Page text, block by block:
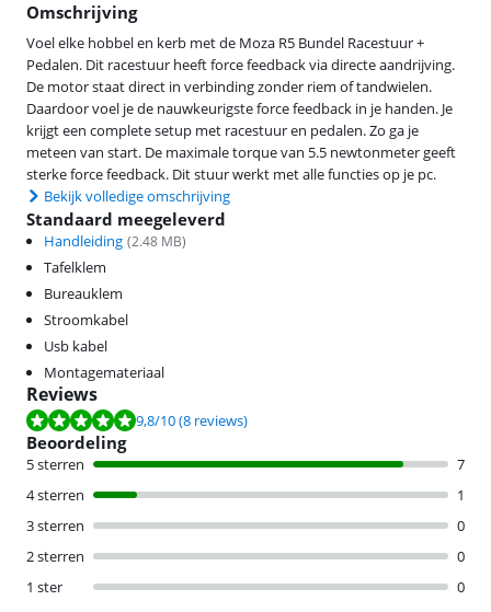
Omschrijving
Voel elke hobbel en kerb met de Moza R5 Bundel Racestuur +
Pedalen. Dit racestuur heeft force feedback via directe aandrijving.
De motor staat direct in verbinding zonder riem of tandwielen.
Daardoor voel je de nauwkeurigste force feedback in je handen. Je
krijgt een complete setup met racestuur en pedalen. Zo ga je
meteen van start. De maximale torque van 5.5 newtonmeter geeft
sterke force feedback. Dit stuur werkt met alle functies op je pc.
Bekijk volledige omschrijving
Standaard meegeleverd
Handleiding (2.48 MB)
Tafelklem
Bureauklem
Stroomkabel
Usb kabel
Montagemateriaal
Reviews
Beoordeling is 9,8 van de 10, gebaseerd op 8 reviews.
9,8/10(8 reviews)
Beoordeling
5 sterren
7
4 sterren
1
3 sterren
0
2 sterren
0
1 ster
0